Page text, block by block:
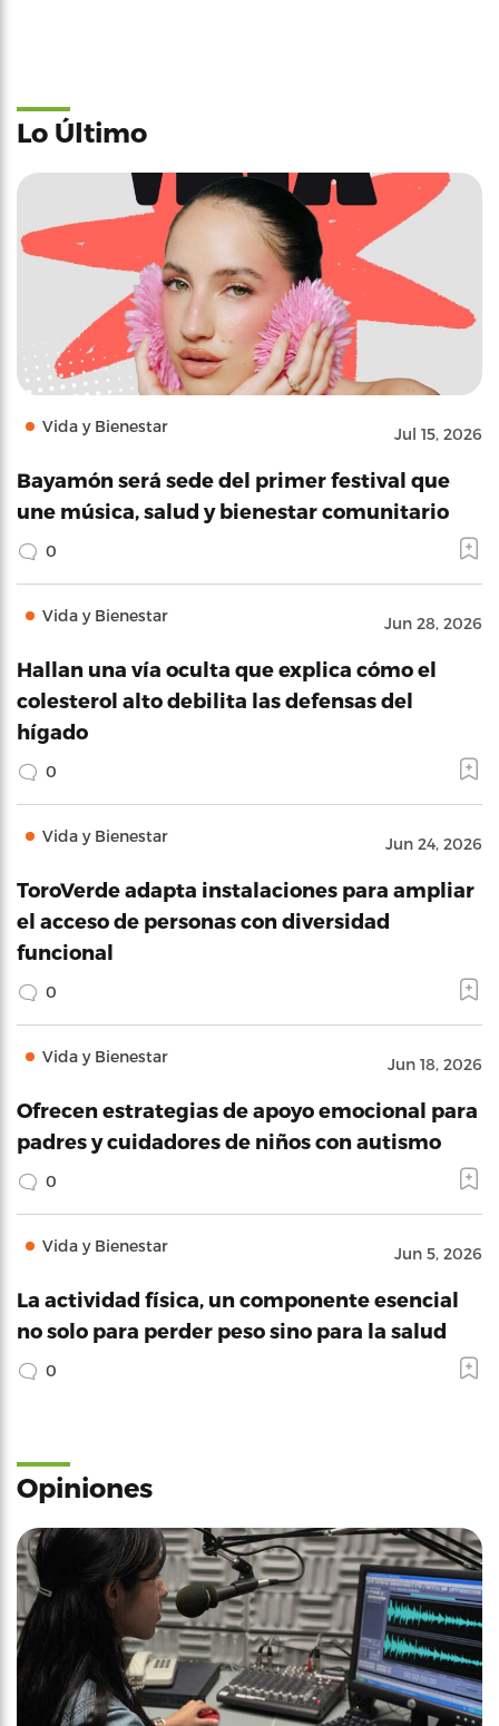
Lo Último
Vida y Bienestar Jul 15, 2026
Bayamón será sede del primer festival que
une música, salud y bienestar comunitario
0
Vida y Bienestar Jun 28, 2026
Hallan una vía oculta que explica cómo el
colesterol alto debilita las defensas del
hígado
0
Vida y Bienestar Jun 24, 2026
ToroVerde adapta instalaciones para ampliar
el acceso de personas con diversidad
funcional
0
Vida y Bienestar Jun 18, 2026
Ofrecen estrategias de apoyo emocional para
padres y cuidadores de niños con autismo
0
Vida y Bienestar Jun 5, 2026
La actividad física, un componente esencial
no solo para perder peso sino para la salud
0
Opiniones